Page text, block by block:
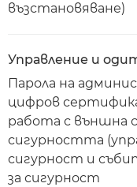
възстановяване)
Управление и
Парола на
цифров
работа с външна
сигурността
сигурност и
за сигурност